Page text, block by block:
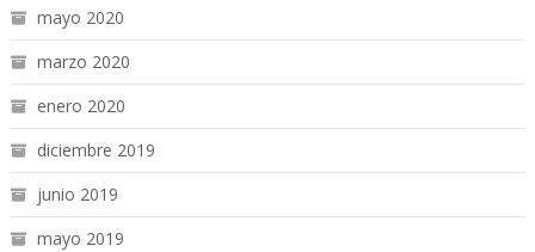
mayo 2020
marzo 2020
enero 2020
diciembre 2019
junio 2019
mayo 2019